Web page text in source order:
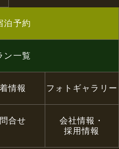
泊予約
ン一覧
情報 フォトギャラリー
合せ
会社情報・
採用情報